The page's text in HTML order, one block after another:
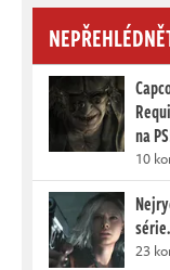
na
10
23